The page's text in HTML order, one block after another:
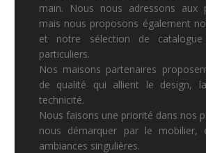
main. Nous nous adressons aux
mais nous proposons également
et notre sélection de
particuliers.
Nos maisons partenaires
de qualité qui allient le design,
technicité.
Nous faisons une priorité dans nos
nous démarquer par le mobilier,
ambiances singulières.